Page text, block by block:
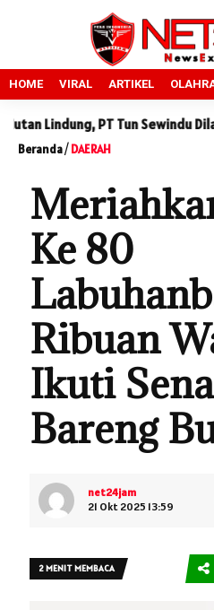
HOME VIRAL ARTIKEL
PT Tun Sewindu Dilaporkan ke
Beranda/DAERAH
Ke 80
Ribuan
Ikuti
Bareng
net24jam
21 Okt 2025 13:59
2 MENIT MEMBACA